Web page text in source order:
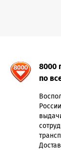
8000
по